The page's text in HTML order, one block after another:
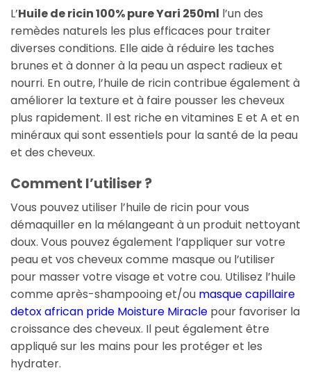
L’Huile de ricin 100% pure Yari 250ml l’un des
remèdes naturels les plus efficaces pour traiter
diverses conditions. Elle aide à réduire les taches
brunes et à donner à la peau un aspect radieux et
nourri. En outre, l’huile de ricin contribue également à
améliorer la texture et à faire pousser les cheveux
plus rapidement. Il est riche en vitamines E et A et en
minéraux qui sont essentiels pour la santé de la peau
et des cheveux.
Comment l’utiliser ?
Vous pouvez utiliser l’huile de ricin pour vous
démaquiller en la mélangeant à un produit nettoyant
doux. Vous pouvez également l’appliquer sur votre
peau et vos cheveux comme masque ou l’utiliser
pour masser votre visage et votre cou. Utilisez l’huile
comme après-shampooing et/ou masque capillaire
detox african pride Moisture Miracle pour favoriser la
croissance des cheveux. Il peut également être
appliqué sur les mains pour les protéger et les
hydrater.